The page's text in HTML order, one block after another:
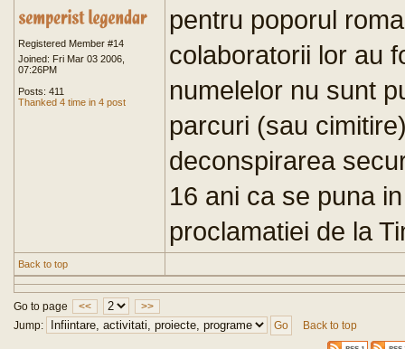
Registered Member #14
Joined: Fri Mar 03 2006,
07:26PM
Posts: 411
Thanked 4 time in 4 post
pentru poporul
colaboratorii lor au
numelelor nu sunt
parcuri (sau
deconspirarea
16 ani ca se puna
proclamatiei de la
Back to top
Go to page <<
>>
Jump:
Back to top